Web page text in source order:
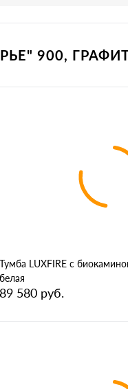
900,
Тумба LUXFIRE с
белая
89 580 руб.